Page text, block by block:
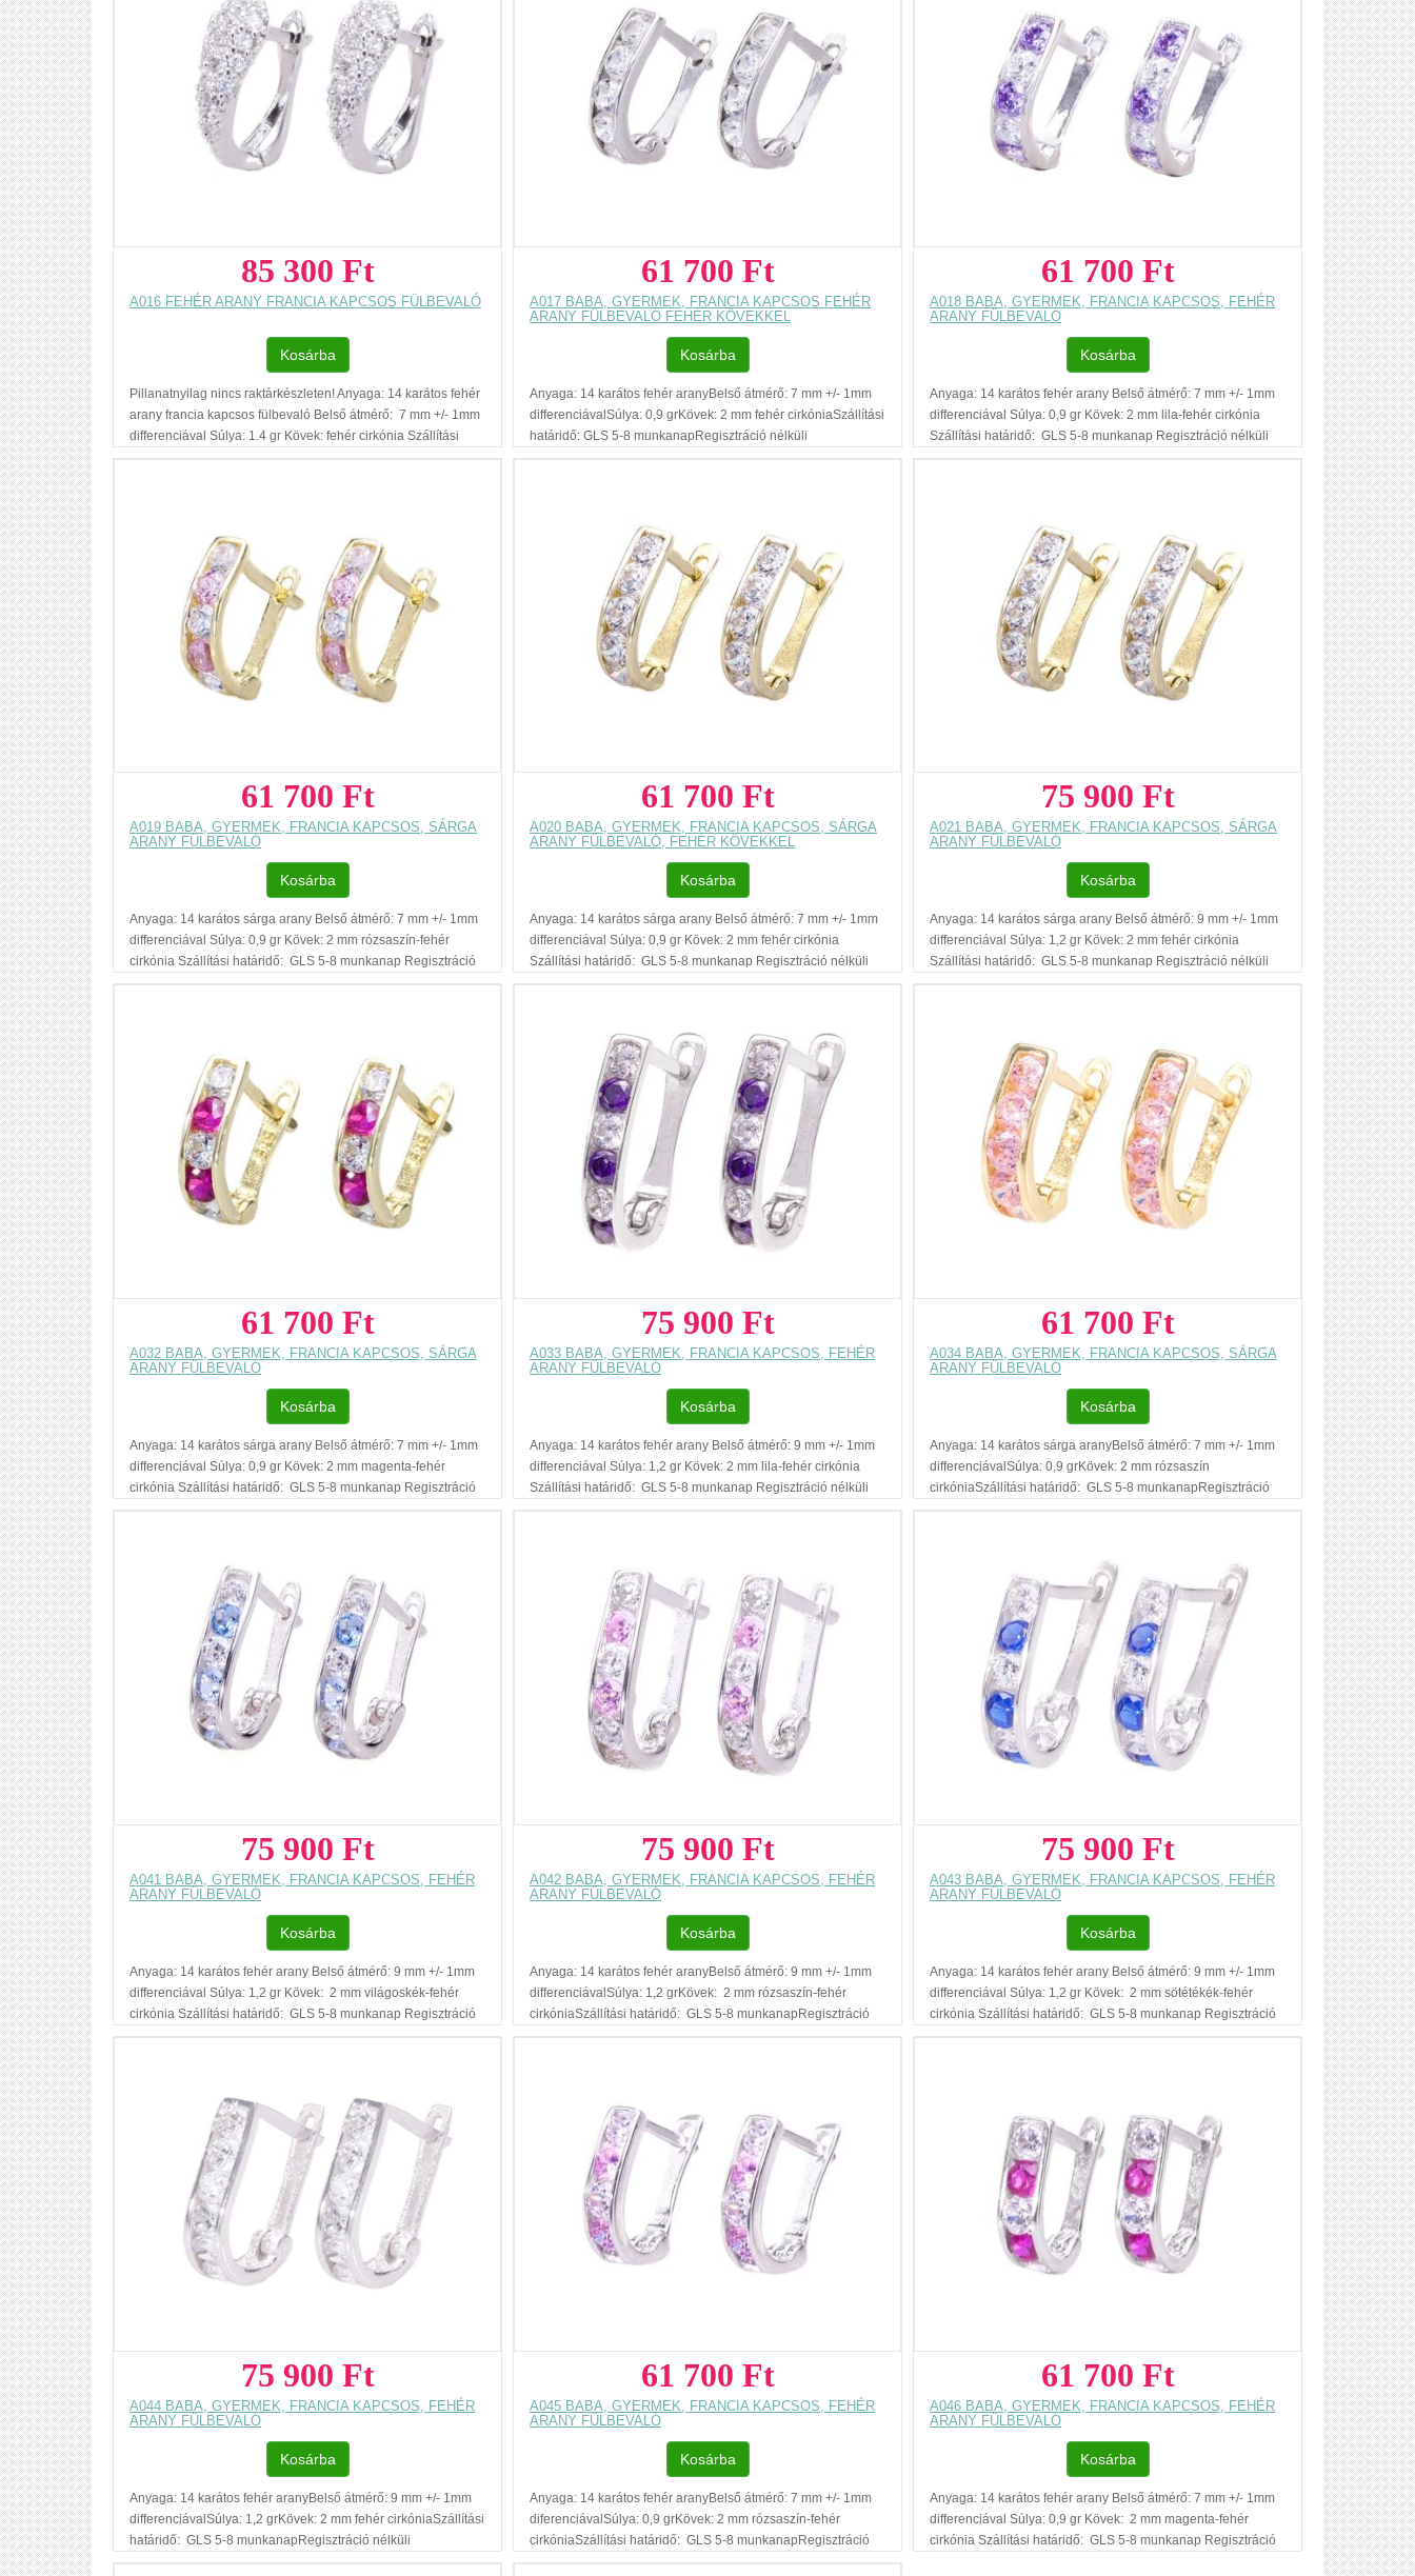
további hasznos tudnivalókról olvashat itt...
ékszer székesfehérvári és budai szalonunkból készletről
megvásárolható.A készlettel kapcsolatban kérjük érdeklődjön
vonatkozik.Füllyukasztással kapcsolatos egyéb
tudnivalók: www.fulcimpalyukasztas.hu A vásárlást segítő,
további hasznos tudnivalókról olvashat itt...
85 300 Ft
A016 FEHÉR ARANY FRANCIA KAPCSOS FÜLBEVALÓ
Kosárba
Pillanatnyilag nincs raktárkészleten! Anyaga: 14 karátos fehér
arany francia kapcsos fülbevaló Belső átmérő: 7 mm +/- 1mm
differenciával Súlya: 1.4 gr Kövek: fehér cirkónia Szállítási
Füllyukasztással kapcsolatos egyéb
tudnivalók: www.fulcimpalyukasztas.hu A vásárlást segítő,
további hasznos tudnivalókról olvashat itt Az űrlap teteje
61 700 Ft
A017 BABA, GYERMEK, FRANCIA KAPCSOS FEHÉR
ARANY FÜLBEVALÓ FEHÉR KÖVEKKEL
Kosárba
Anyaga: 14 karátos fehér aranyBelső átmérő: 7 mm +/- 1mm
differenciávalSúlya: 0,9 grKövek: 2 mm fehér cirkóniaSzállítási
határidő: GLS 5-8 munkanapRegisztráció nélküli
székesfehérvári és budai szalonunkból készletről
megvásárolható.A készlettel kapcsolatban kérjük érdeklődjön
61 700 Ft
A018 BABA, GYERMEK, FRANCIA KAPCSOS, FEHÉR
ARANY FÜLBEVALÓ
Kosárba
Anyaga: 14 karátos fehér arany Belső átmérő: 7 mm +/- 1mm
differenciával Súlya: 0,9 gr Kövek: 2 mm lila-fehér cirkónia
Szállítási határidő: GLS 5-8 munkanap Regisztráció nélküli
61 700 Ft
A019 BABA, GYERMEK, FRANCIA KAPCSOS, SÁRGA
ARANY FÜLBEVALÓ
Kosárba
Anyaga: 14 karátos sárga arany Belső átmérő: 7 mm +/- 1mm
differenciával Súlya: 0,9 gr Kövek: 2 mm rózsaszín-fehér
cirkónia Szállítási határidő: GLS 5-8 munkanap Regisztráció
61 700 Ft
A020 BABA, GYERMEK, FRANCIA KAPCSOS, SÁRGA
ARANY FÜLBEVALÓ, FEHÉR KÖVEKKEL
Kosárba
Anyaga: 14 karátos sárga arany Belső átmérő: 7 mm +/- 1mm
differenciával Súlya: 0,9 gr Kövek: 2 mm fehér cirkónia
Szállítási határidő: GLS 5-8 munkanap Regisztráció nélküli
további hasznos tudnivalókról olvashat itt...
75 900 Ft
A021 BABA, GYERMEK, FRANCIA KAPCSOS, SÁRGA
ARANY FÜLBEVALÓ
Kosárba
Anyaga: 14 karátos sárga arany Belső átmérő: 9 mm +/- 1mm
differenciával Súlya: 1,2 gr Kövek: 2 mm fehér cirkónia
Szállítási határidő: GLS 5-8 munkanap Regisztráció nélküli
további hasznos tudnivalókról olvashat itt
61 700 Ft
A032 BABA, GYERMEK, FRANCIA KAPCSOS, SÁRGA
ARANY FÜLBEVALÓ
Kosárba
Anyaga: 14 karátos sárga arany Belső átmérő: 7 mm +/- 1mm
differenciával Súlya: 0,9 gr Kövek: 2 mm magenta-fehér
cirkónia Szállítási határidő: GLS 5-8 munkanap Regisztráció
további hasznos tudnivalókról olvashat itt
75 900 Ft
A033 BABA, GYERMEK, FRANCIA KAPCSOS, FEHÉR
ARANY FÜLBEVALÓ
Kosárba
Anyaga: 14 karátos fehér arany Belső átmérő: 9 mm +/- 1mm
differenciával Súlya: 1,2 gr Kövek: 2 mm lila-fehér cirkónia
Szállítási határidő: GLS 5-8 munkanap Regisztráció nélküli
további hasznos tudnivalókról olvashat itt
61 700 Ft
A034 BABA, GYERMEK, FRANCIA KAPCSOS, SÁRGA
ARANY FÜLBEVALÓ
Kosárba
Anyaga: 14 karátos sárga aranyBelső átmérő: 7 mm +/- 1mm
differenciávalSúlya: 0,9 grKövek: 2 mm rózsaszín
cirkóniaSzállítási határidő: GLS 5-8 munkanapRegisztráció
további hasznos tudnivalókról olvashat itt Az ékszer
székesfehérvári és budai szalonunkból készletről
megvásárolható.A készlettel kapcsolatban kérjük érdeklődjön
...
75 900 Ft
A041 BABA, GYERMEK, FRANCIA KAPCSOS, FEHÉR
ARANY FÜLBEVALÓ
Kosárba
Anyaga: 14 karátos fehér arany Belső átmérő: 9 mm +/- 1mm
differenciával Súlya: 1,2 gr Kövek: 2 mm világoskék-fehér
cirkónia Szállítási határidő: GLS 5-8 munkanap Regisztráció
további hasznos tudnivalókról olvashat itt...
75 900 Ft
A042 BABA, GYERMEK, FRANCIA KAPCSOS, FEHÉR
ARANY FÜLBEVALÓ
Kosárba
Anyaga: 14 karátos fehér aranyBelső átmérő: 9 mm +/- 1mm
differenciávalSúlya: 1,2 grKövek: 2 mm rózsaszín-fehér
cirkóniaSzállítási határidő: GLS 5-8 munkanapRegisztráció
székesfehérvári és budai szalonunkból készletről
megvásárolható.A készlettel kapcsolatban kérjük érdeklődjön
...
75 900 Ft
A043 BABA, GYERMEK, FRANCIA KAPCSOS, FEHÉR
ARANY FÜLBEVALÓ
Kosárba
Anyaga: 14 karátos fehér arany Belső átmérő: 9 mm +/- 1mm
differenciával Súlya: 1,2 gr Kövek: 2 mm sötétékék-fehér
cirkónia Szállítási határidő: GLS 5-8 munkanap Regisztráció
75 900 Ft
A044 BABA, GYERMEK, FRANCIA KAPCSOS, FEHÉR
ARANY FÜLBEVALÓ
Kosárba
Anyaga: 14 karátos fehér aranyBelső átmérő: 9 mm +/- 1mm
differenciávalSúlya: 1,2 grKövek: 2 mm fehér cirkóniaSzállítási
határidő: GLS 5-8 munkanapRegisztráció nélküli
61 700 Ft
A045 BABA, GYERMEK, FRANCIA KAPCSOS, FEHÉR
ARANY FÜLBEVALÓ
Kosárba
Anyaga: 14 karátos fehér aranyBelső átmérő: 7 mm +/- 1mm
diferenciávalSúlya: 0,9 grKövek: 2 mm rózsaszín-fehér
cirkóniaSzállítási határidő: GLS 5-8 munkanapRegisztráció
61 700 Ft
A046 BABA, GYERMEK, FRANCIA KAPCSOS, FEHÉR
ARANY FÜLBEVALÓ
Kosárba
Anyaga: 14 karátos fehér arany Belső átmérő: 7 mm +/- 1mm
differenciával Súlya: 0,9 gr Kövek: 2 mm magenta-fehér
cirkónia Szállítási határidő: GLS 5-8 munkanap Regisztráció